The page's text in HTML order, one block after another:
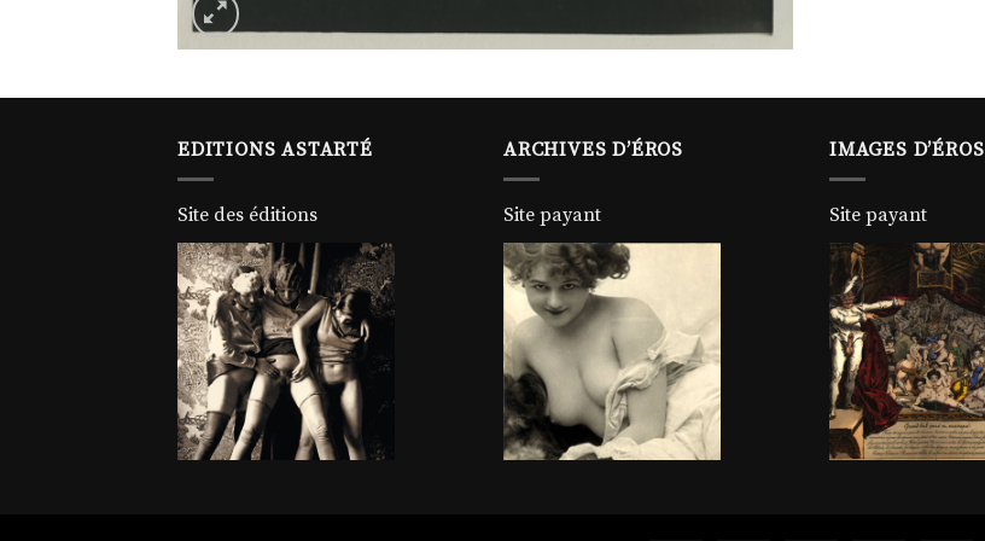
EDITIONS ASTARTÉ
Site des éditions
ARCHIVES D’ÉROS
Site payant
IMAGES D’ÉROS
Site payant